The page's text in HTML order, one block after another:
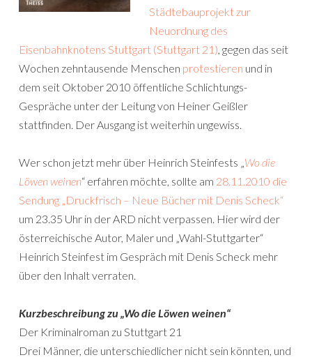
Städtebauprojekt zur
Neuordnung des
Eisenbahnknotens Stuttgart (Stuttgart 21), gegen das seit
Wochen zehntausende Menschen protestieren und in
dem seit Oktober 2010 öffentliche Schlichtungs-
Gespräche unter der Leitung von Heiner Geißler
stattfinden. Der Ausgang ist weiterhin ungewiss.
Wer schon jetzt mehr über Heinrich Steinfests „Wo die
Löwen weinen“ erfahren möchte, sollte am 28.11.2010 die
Sendung „Druckfrisch – Neue Bücher mit Denis Scheck“
um 23.35 Uhr in der ARD nicht verpassen. Hier wird der
österreichische Autor, Maler und „Wahl-Stuttgarter“
Heinrich Steinfest im Gespräch mit Denis Scheck mehr
über den Inhalt verraten.
Kurzbeschreibung zu „Wo die Löwen weinen“
Der Kriminalroman zu Stuttgart 21
Drei Männer, die unterschiedlicher nicht sein könnten, und